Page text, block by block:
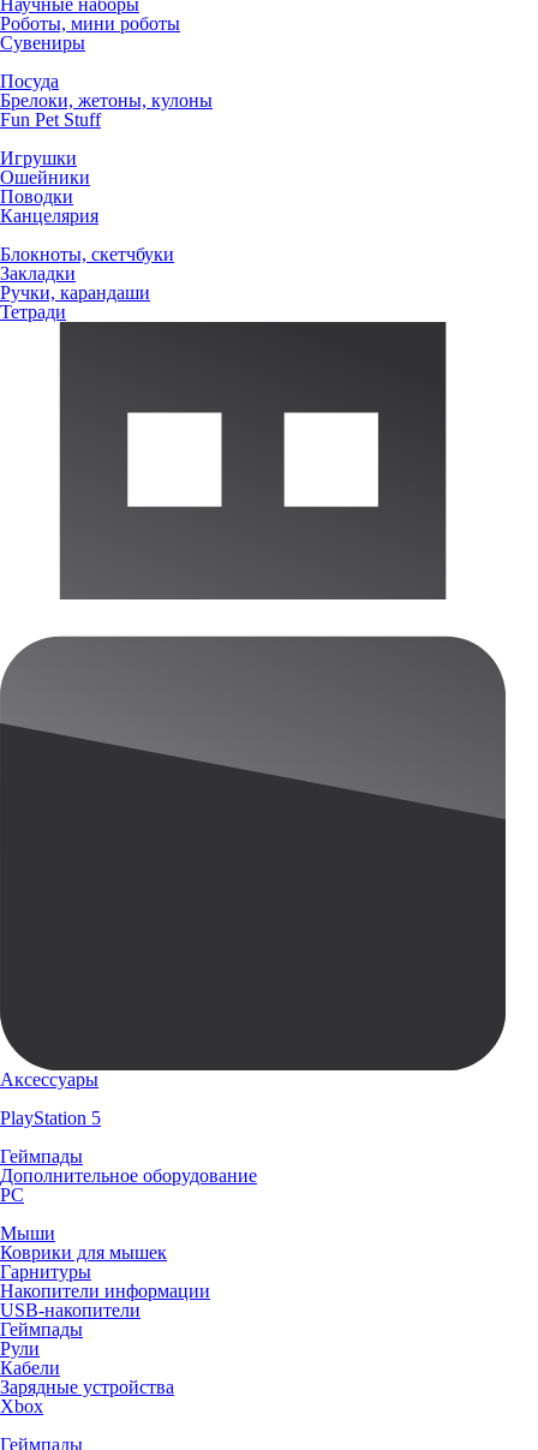
Научные наборы
Роботы, мини роботы
Сувениры
Посуда
Брелоки, жетоны, кулоны
Fun Pet Stuff
Игрушки
Ошейники
Поводки
Канцелярия
Блокноты, скетчбуки
Закладки
Ручки, карандаши
Тетради
Аксессуары
PlayStation 5
Геймпады
Дополнительное оборудование
PC
Мыши
Коврики для мышек
Гарнитуры
Накопители информации
USB-накопители
Геймпады
Рули
Кабели
Зарядные устройства
Xbox
Геймпады